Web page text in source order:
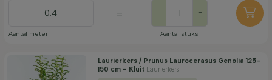
Aantal meter
= - +
Aantal stuks
Laurierkers / Prunus Laurocerasus Genolia 125-
150 cm - Kluit Laurierkers